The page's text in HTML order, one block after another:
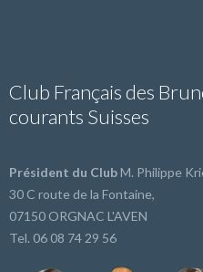
Club Français des
courants Suisses
Président du ClubM. Philippe
30 C route de la Fontaine,
07150 ORGNAC L'AVEN
Tel. 06 08 74 29 56